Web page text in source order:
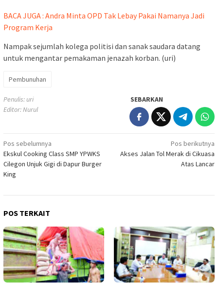
BACA JUGA : Andra Minta OPD Tak Lebay Pakai Namanya Jadi
Program Kerja
Nampak sejumlah kolega politisi dan sanak saudara datang
untuk mengantar pemakaman jenazah korban. (uri)
Pembunuhan
Penulis: uri
Editor: Nurul
SEBARKAN
Navigasi
pos
Pos sebelumnya
Ekskul Cooking Class SMP YPWKS
Cilegon Unjuk Gigi di Dapur Burger
King
Pos berikutnya
Akses Jalan Tol Merak di Cikuasa
Atas Lancar
POS TERKAIT